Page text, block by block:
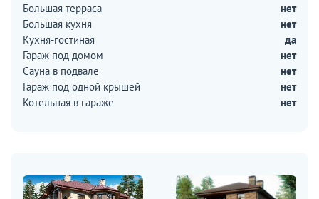
Большая терраса
нет
Большая кухня
нет
Кухня-гостиная
да
Гараж под домом
нет
Сауна в подвале
нет
Гараж под одной крышей
нет
Котельная в гараже
нет